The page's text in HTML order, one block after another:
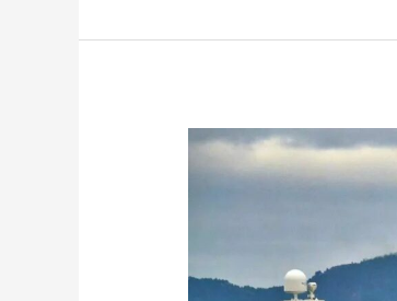
DIAMAR®
BUQUE